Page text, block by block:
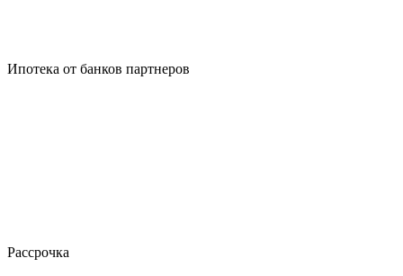
Ипотека от банков партнеров
Рассрочка